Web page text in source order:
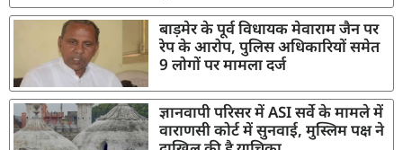
बाड़मेर के पूर्व विधायक मेवाराम जैन पर
रेप के आरोप, पुलिस अधिकारियों समेत
9 लोगों पर मामला दर्ज
ज्ञानवापी परिसर में ASI सर्वे के मामले में
वाराणसी कोर्ट में सुनवाई, मुस्लिम पक्ष ने